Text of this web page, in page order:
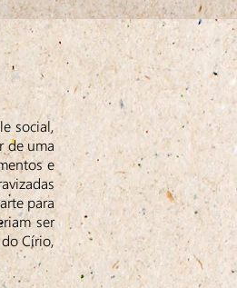
social,
de uma
e
para
ser
Círio,